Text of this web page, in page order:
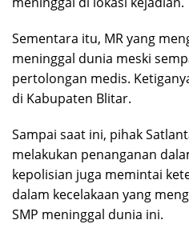
Sementara itu, MR yang
meninggal dunia meski
pertolongan medis.
di Kabupaten Blitar.
Sampai saat ini, pihak
melakukan penanganan
kepolisian juga memintai
dalam kecelakaan yang
SMP meninggal dunia ini.